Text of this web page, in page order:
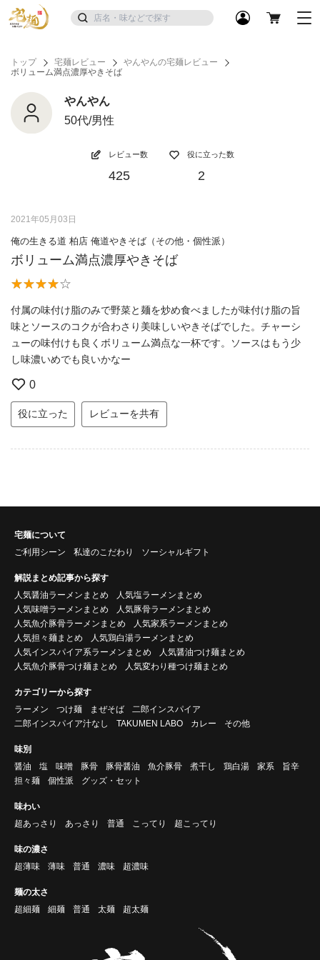
トップ 宅麺レビュー
やんやんの宅麺レビュー
ボリューム満点濃厚やきそば
やんやん
50代/男性
レビュー数
425
役に立った数
2
2021年05月03日
俺の生きる道 柏店 俺道やきそば（その他・個性派）
ボリューム満点濃厚やきそば
付属の味付け脂のみで野菜と麺を炒め食べましたが味付け脂の旨
味とソースのコクが合わさり美味しいやきそばでした。チャーシ
ューの味付けも良くボリューム満点な一杯です。ソースはもう少
し味濃いめでも良いかなー
0
役に立った レビューを共有
宅麺について
ご利用シーン
私達のこだわり ソーシャルギフト
解説まとめ記事から探す
人気醤油ラーメンまとめ
人気塩ラーメンまとめ
人気味噌ラーメンまとめ
人気豚骨ラーメンまとめ
人気魚介豚骨ラーメンまとめ
人気家系ラーメンまとめ
人気担々麺まとめ
人気鶏白湯ラーメンまとめ
人気インスパイア系ラーメンまとめ
人気醤油つけ麺まとめ
人気魚介豚骨つけ麺まとめ
人気変わり種つけ麺まとめ
カテゴリーから探す
ラーメン
つけ麺 まぜそば
二郎インスパイア
二郎インスパイア汁なし
TAKUMEN LABO カレー その他
味別
醤油
塩 味噌 豚骨 豚骨醤油 魚介豚骨 煮干し 鶏白湯 家系
旨辛
担々麺
個性派 グッズ・セット
味わい
超あっさり
あっさり 普通 こってり 超こってり
味の濃さ
超薄味
薄味 普通 濃味 超濃味
麺の太さ
超細麺
細麺 普通 太麺 超太麺